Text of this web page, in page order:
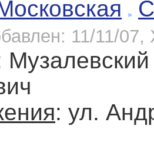
11/11/07,
: ул.